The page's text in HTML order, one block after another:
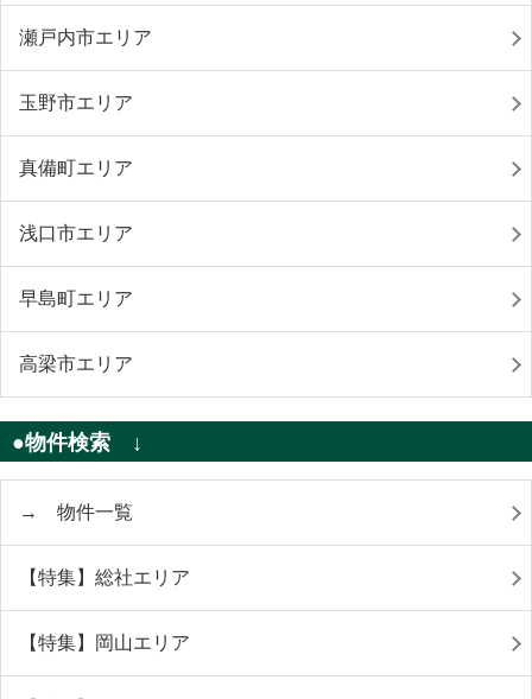
瀬戸内市エリア
玉野市エリア
真備町エリア
浅口市エリア
早島町エリア
高梁市エリア
●物件検索 ↓
→ 物件一覧
【特集】総社エリア
【特集】岡山エリア